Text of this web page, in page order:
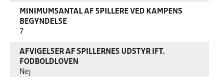
MINIMUMSANTAL AF SPILLERE VED KAMPENS
BEGYNDELSE
7
AFVIGELSER AF SPILLERNES UDSTYR IFT.
FODBOLDLOVEN
Nej